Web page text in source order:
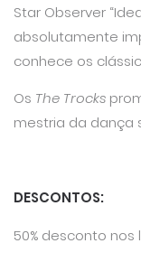
Star Observer
absolutamente
conhece os
Os The Trocks
mestria da dança
DESCONTOS:
50% desconto